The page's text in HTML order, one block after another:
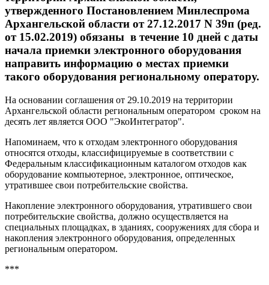
утвержденного Постановлением Минлеспрома
Архангельской области от 27.12.2017 N 39п (ред.
от 15.02.2019) обязаны в течение 10 дней с даты
начала приемки электронного оборудования
направить информацию о местах приемки
такого оборудования региональному оператору.
На основании соглашения от 29.10.2019 на территории
Архангельской области региональным оператором сроком на
десять лет является ООО "ЭкоИнтегратор".
Напоминаем, что к отходам электронного оборудования
относятся отходы, классифицируемые в соответствии с
Федеральным классификационным каталогом отходов как
оборудование компьютерное, электронное, оптическое,
утратившее свои потребительские свойства.
Накопление электронного оборудования, утратившего свои
потребительские свойства, должно осуществляется на
специальных площадках, в зданиях, сооружениях для сбора и
накопления электронного оборудования, определенных
региональным оператором.
***